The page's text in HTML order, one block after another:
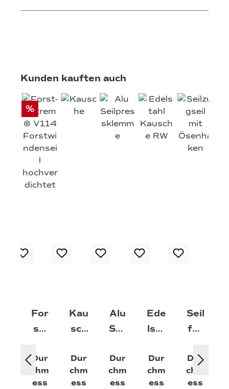
Produktgalerie überspringen
Kunden kauften auch
%
For
st-
re
m®
Dur
chm
ess
Kau
sch
Dur
chm
ess
Alu
Seil
ssk
lem
Dur
chm
ess
Ede
lsta
Kau
sch
Dur
chm
ess
Seil
für
zug
/Gr
Dur
chm
ess